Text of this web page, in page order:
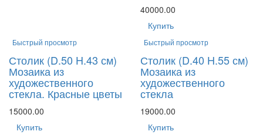
40000.00
Купить
Быстрый просмотр
Столик (D.50 H.43 см)
Мозаика из
художественного
стекла. Красные цветы
15000.00
Купить
Быстрый просмотр
Столик (D.40 H.55 см)
Мозаика из
художественного
стекла
19000.00
Купить